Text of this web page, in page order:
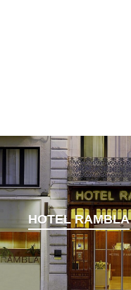
HOTEL RAMBLA